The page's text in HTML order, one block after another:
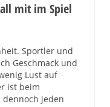
mit im Spiel
Sportler und
Geschmack und
Lust auf
ist beim
dennoch jeden